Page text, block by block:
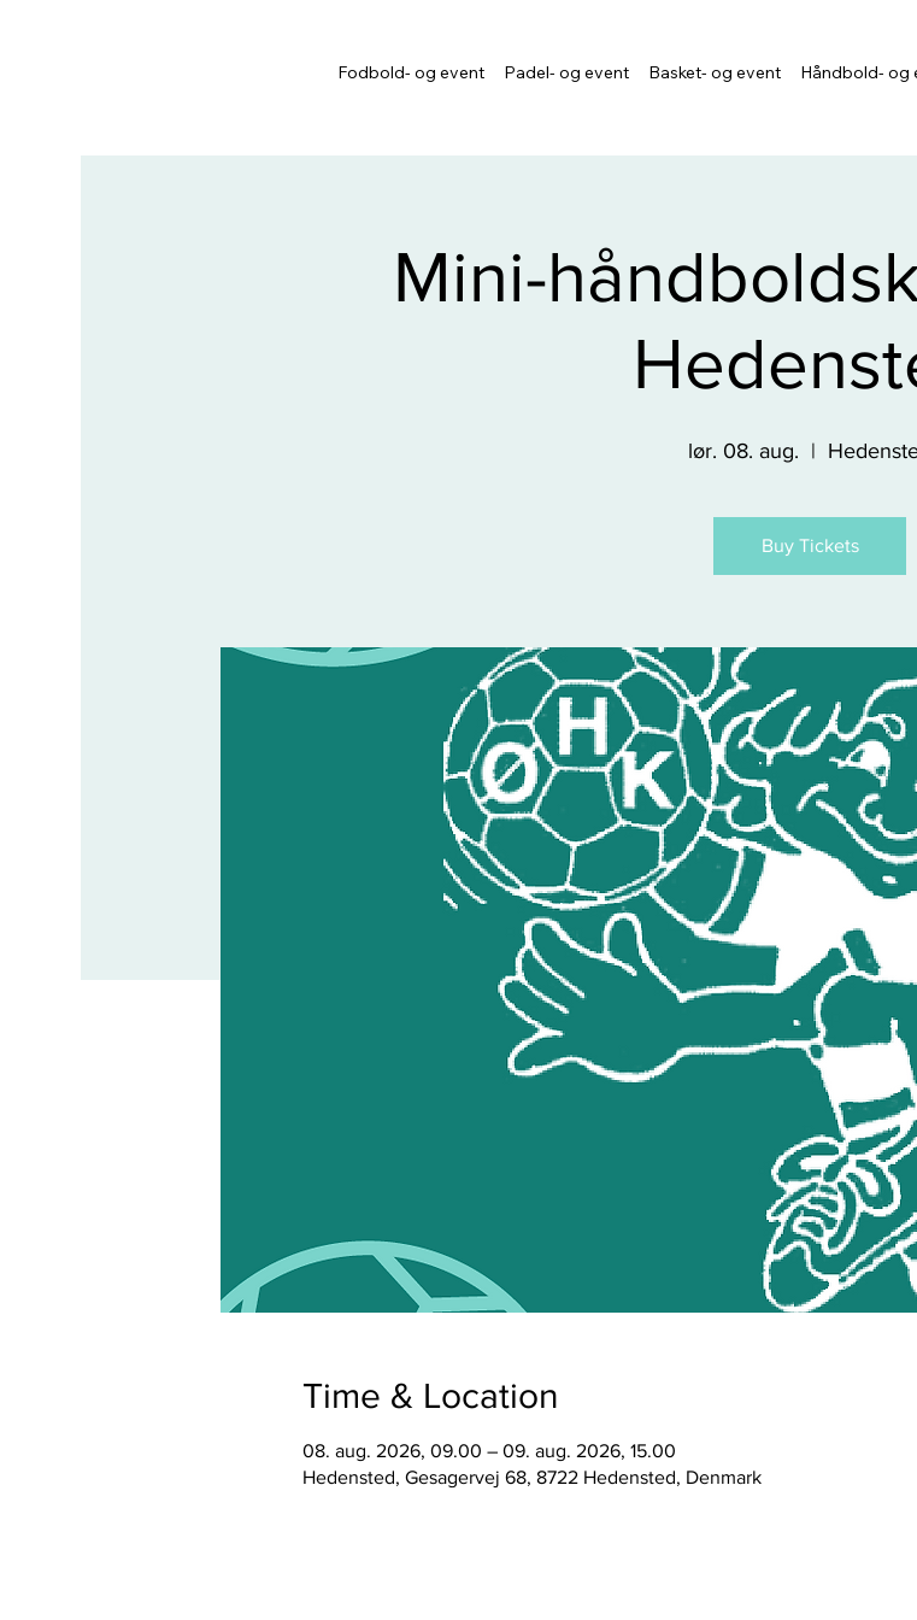
Fodbold- og event Padel- og event Basket- og event Håndbold- og
Mini-
lør. 08. aug.
  |
Buy Tickets
Time & Location
08. aug. 2026, 09.00 – 09. aug. 2026, 15.00
Hedensted, Gesagervej 68, 8722 Hedensted, Denmark